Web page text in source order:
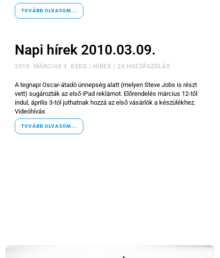
TOVÁBB OLVASOM...
Napi hírek 2010.03.09.
2010. MÁRCIUS 9. KEDD / HÍREK / 28 HOZZÁSZÓLÁS
A tegnapi Oscar-átadó ünnepség alatt (melyen Steve Jobs is részt
vett) sugározták az első iPad reklámot. Előrendelés március 12-től
indul, április 3-tól juthatnak hozzá az első vásárlók a készülékhez.
Videóhívás
TOVÁBB OLVASOM...